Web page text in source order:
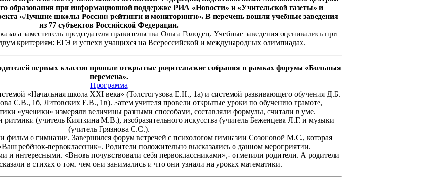
образования при информационной поддержке РИА «Новости» и «Учительской газеты» и
«Лучшие школы России: рейтинги и мониторинги». В перечень вошли учебные заведения
из 77 субъектов Российской Федерации.
заместитель председателя правительства Ольга Голодец. Учебные заведения оценивались при
критериям: ЕГЭ и успехи учащихся на Всероссийской и международных олимпиадах.
первых классов прошли открытые родительские собрания в рамках форума «Большая
перемена».
Программа
«Начальная школа XXI века» (Толстогузова Е.Н., 1а) и системой развивающего обучения Д.Б.
С.В., 1б, Литовских Е.В., 1в). Затем учителя провели открытые уроки по обучению грамоте,
«ученики» измеряли величины разными способами, составляли формулы, считали в уме.
ритмики (учитель Кияткина М.В.), изобразительного искусства (учитель Беженцева Л.Г. и музыки
(учитель Грязнова С.С.).
фильм о гимназии. Завершился форум встречей с психологом гимназии Созоновой М.С., которая
ребёнок-первоклассник». Родители положительно высказались о данном мероприятии.
и интересными. «Вновь почувствовали себя первоклассниками»,- отметили родители. А родители
в стихах о том, чем они занимались и что они узнали на уроках математики.